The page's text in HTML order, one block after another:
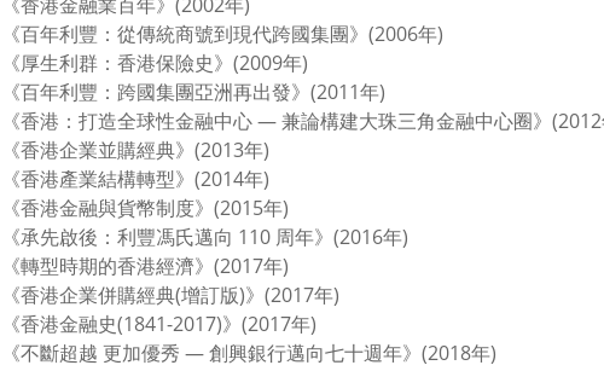
《百年利豐：從傳統商號到現代跨國集團》(2006年)
《厚生利群：香港保險史》(2009年)
《百年利豐：跨國集團亞洲再出發》(2011年)
《香港：打造全球性金融中心 — 兼論構建大珠三角金融中心圈》
《香港企業並購經典》(2013年)
《香港產業結構轉型》(2014年)
《香港金融與貨幣制度》(2015年)
《承先啟後：利豐馮氏邁向 110 周年》(2016年)
《轉型時期的香港經濟》(2017年)
《香港企業併購經典(增訂版)》(2017年)
《香港金融史(1841-2017)》(2017年)
《不斷超越 更加優秀 — 創興銀行邁向七十週年》(2018年)